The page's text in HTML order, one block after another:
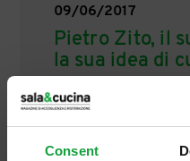
Consent
09/06/2017
Pietro Zito, il
la sua idea di
È spiazzante